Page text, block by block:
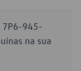
7P6-945-
na sua